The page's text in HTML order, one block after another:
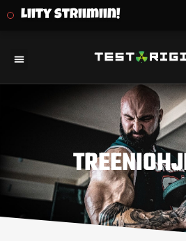
Liity striimiin!